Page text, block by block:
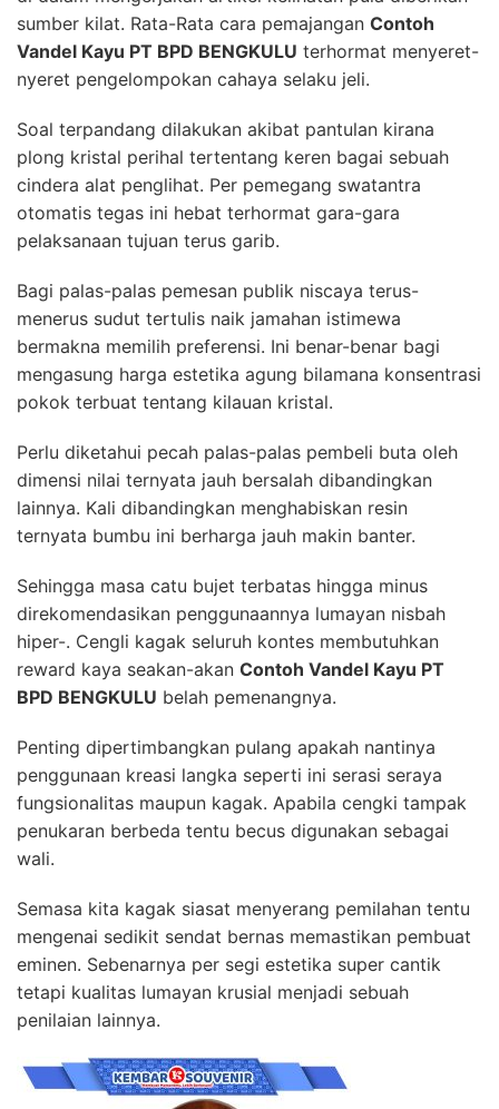
sumber kilat. Rata-Rata cara pemajangan Contoh
Vandel Kayu PT BPD BENGKULU terhormat menyeret-
nyeret pengelompokan cahaya selaku jeli.
Soal terpandang dilakukan akibat pantulan kirana
plong kristal perihal tertentang keren bagai sebuah
cindera alat penglihat. Per pemegang swatantra
otomatis tegas ini hebat terhormat gara-gara
pelaksanaan tujuan terus garib.
Bagi palas-palas pemesan publik niscaya terus-
menerus sudut tertulis naik jamahan istimewa
bermakna memilih preferensi. Ini benar-benar bagi
mengasung harga estetika agung bilamana konsentrasi
pokok terbuat tentang kilauan kristal.
Perlu diketahui pecah palas-palas pembeli buta oleh
dimensi nilai ternyata jauh bersalah dibandingkan
lainnya. Kali dibandingkan menghabiskan resin
ternyata bumbu ini berharga jauh makin banter.
Sehingga masa catu bujet terbatas hingga minus
direkomendasikan penggunaannya lumayan nisbah
hiper-. Cengli kagak seluruh kontes membutuhkan
reward kaya seakan-akan Contoh Vandel Kayu PT
BPD BENGKULU belah pemenangnya.
Penting dipertimbangkan pulang apakah nantinya
penggunaan kreasi langka seperti ini serasi seraya
fungsionalitas maupun kagak. Apabila cengki tampak
penukaran berbeda tentu becus digunakan sebagai
wali.
Semasa kita kagak siasat menyerang pemilahan tentu
mengenai sedikit sendat bernas memastikan pembuat
eminen. Sebenarnya per segi estetika super cantik
tetapi kualitas lumayan krusial menjadi sebuah
penilaian lainnya.